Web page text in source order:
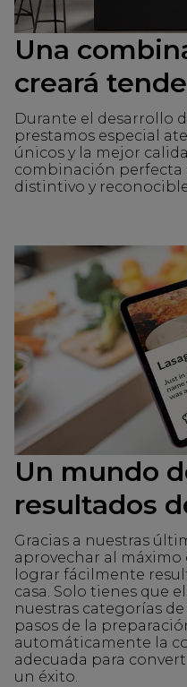
Una
creará
Durante el desarrollo
prestamos especial
únicos y la mejor
combinación perfecta
distintivo y
Un mundo
resultados
Gracias a nuestras
aprovechar al
lograr fácilmente
casa. Solo tienes que
nuestras categorías
pasos de la
automáticamente la
adecuada para
un éxito.